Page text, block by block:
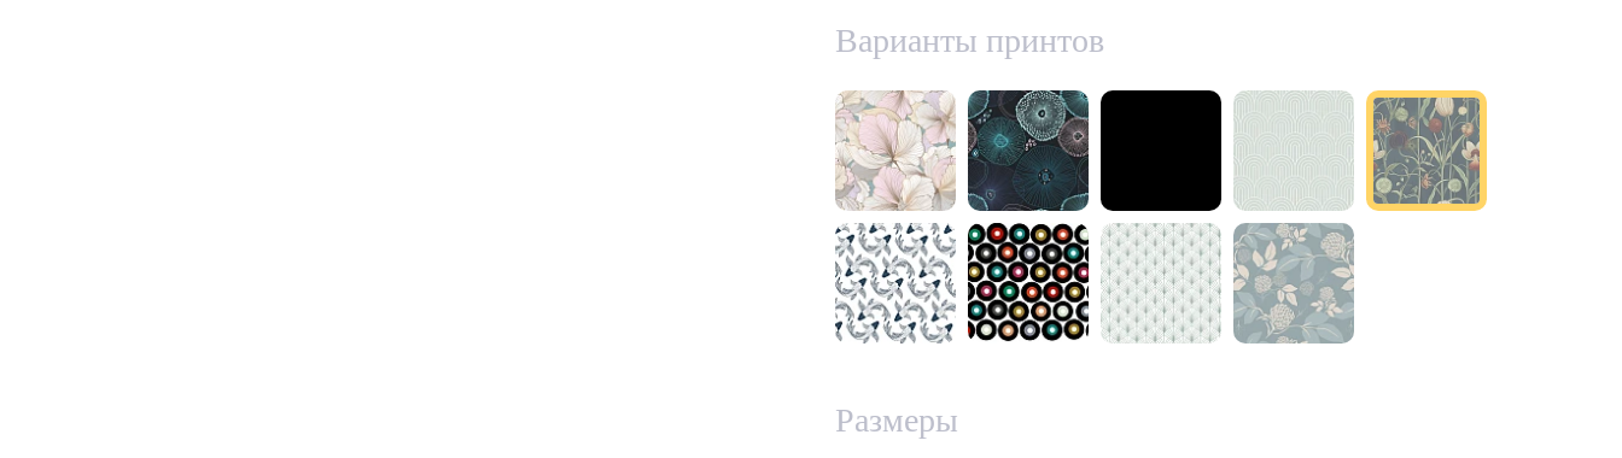
Варианты принтов
Размеры